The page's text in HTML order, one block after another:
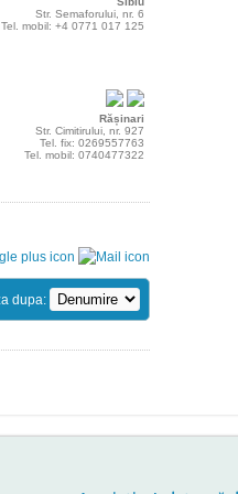
Str. Semaforului, nr. 6
Tel. mobil: +4 0771 017 125
Rășinari
Str. Cimitirului, nr. 927
Tel. fix: 0269557763
Tel. mobil: 0740477322
dupa: